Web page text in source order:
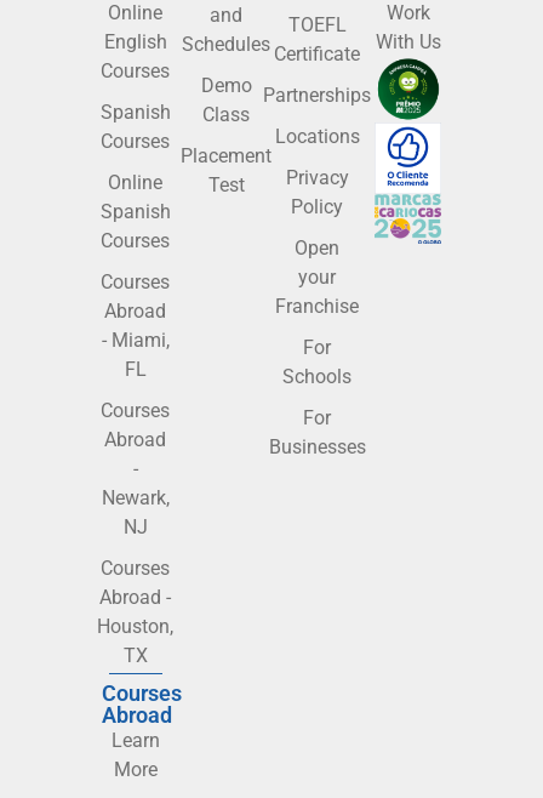
Online
English
Courses
Spanish
Courses
Online
Spanish
Courses
Courses
Abroad
- Miami,
FL
Courses
Abroad
-
Newark,
NJ
Courses
Abroad -
Houston,
TX
Courses
Abroad
Learn
More
and
Schedules
Demo
Class
Placement
Test
TOEFL
Certificate
Partnerships
Locations
Privacy
Policy
Open
your
Franchise
For
Schools
For
Businesses
Work
With Us